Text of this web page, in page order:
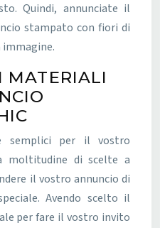
Quindi, annunciate il
stampato con fiori di
MATERIALI
semplici per il vostro
moltitudine di scelte a
il vostro annuncio di
Avendo scelto il
per fare il vostro invito